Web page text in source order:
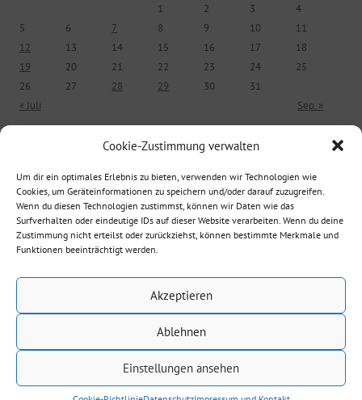
Cookie-Zustimmung verwalten
Um dir ein optimales Erlebnis zu bieten, verwenden wir Technologien wie
Cookies, um Geräteinformationen zu speichern und/oder darauf zuzugreifen.
Wenn du diesen Technologien zustimmst, können wir Daten wie das
Surfverhalten oder eindeutige IDs auf dieser Website verarbeiten. Wenn du deine
Zustimmung nicht erteilst oder zurückziehst, können bestimmte Merkmale und
Funktionen beeinträchtigt werden.
Akzeptieren
Ablehnen
Einstellungen ansehen
1
2 3
4
5
6 7 8 9 10
11
12
13 14 15 16 17
18
19
20 21 22 23 24
25
26
27 28 29 30
31
« Juli
Sep. »
Ältere Beiträge
Datenschutz Mit Stolz präsentiert von WordPress